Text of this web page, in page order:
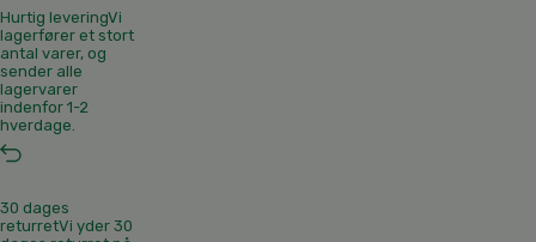
Hurtig leveringVi
lagerfører et stort
antal varer, og
sender alle
lagervarer
indenfor 1-2
hverdage.
30 dages
returretVi yder 30